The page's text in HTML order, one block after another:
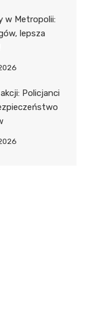
w Metropolii:
lepsza
Policjanci